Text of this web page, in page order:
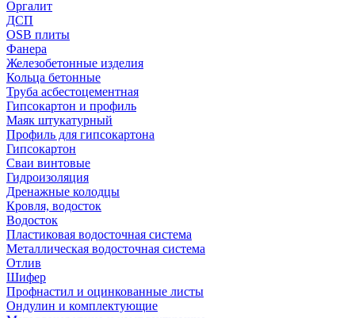
Оргалит
ДСП
OSB плиты
Фанера
Железобетонные изделия
Кольца бетонные
Труба асбестоцементная
Гипсокартон и профиль
Маяк штукатурный
Профиль для гипсокартона
Гипсокартон
Сваи винтовые
Гидроизоляция
Дренажные колодцы
Кровля, водосток
Водосток
Пластиковая водосточная система
Металлическая водосточная система
Отлив
Шифер
Профнастил и оцинкованные листы
Ондулин и комплектующие